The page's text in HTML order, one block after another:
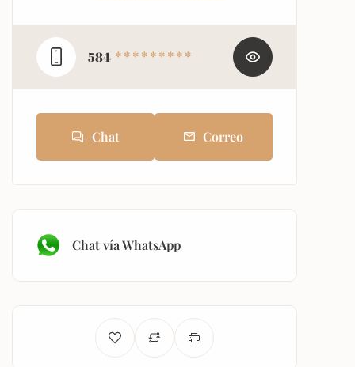
584 * * * * * * * * *
Chat Correo
Chat vía WhatsApp